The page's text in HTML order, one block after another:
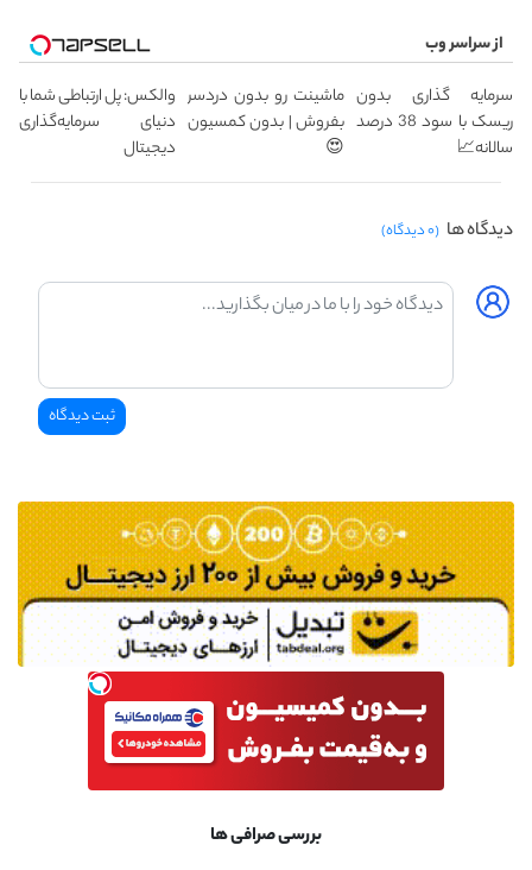
از سراسر وب
سرمایه گذاری بدون
ریسک با سود 38 درصد
سالانه📈
ماشینت رو بدون دردسر
بفروش | بدون کمسیون
😍
والکس: پل ارتباطی شما با
دنیای سرمایه‌گذاری
دیجیتال
دیدگاه ها (۰ دیدگاه)
بررسی صرافی ها